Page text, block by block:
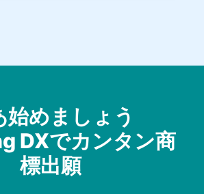
始めましょう
DXでカンタン商
標出願